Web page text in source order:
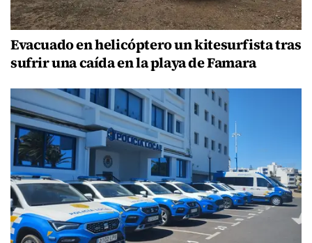
Evacuado en helicóptero un kitesurfista tras
sufrir una caída en la playa de Famara